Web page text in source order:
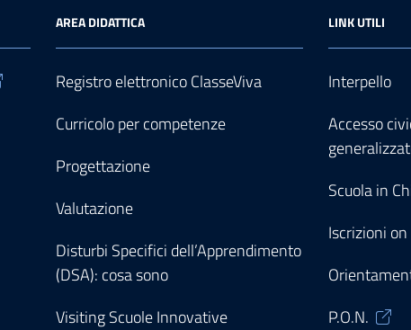
AREA DIDATTICA
Registro elettronico ClasseViva
Curricolo per competenze
Progettazione
Valutazione
Disturbi Specifici dell’Apprendimento
(DSA): cosa sono
Visiting Scuole Innovative
LINK UTILI
Interpello
Accesso
Scuola in
Iscrizioni
P.O.N.